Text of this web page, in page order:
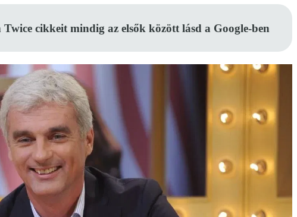
cikkeit mindig az elsők között lásd a Google-ben